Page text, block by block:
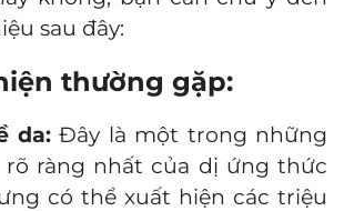
sau đây:
thường gặp:
da:Đây là một trong những
rõ ràng nhất của dị ứng thức
có thể xuất hiện các triệu